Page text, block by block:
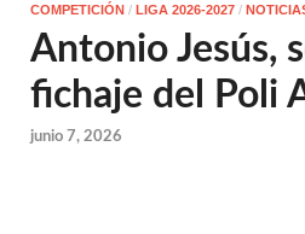
COMPETICIÓN / LIGA 2026-2027 /
Antonio Jesús,
fichaje del Poli
junio 7, 2026